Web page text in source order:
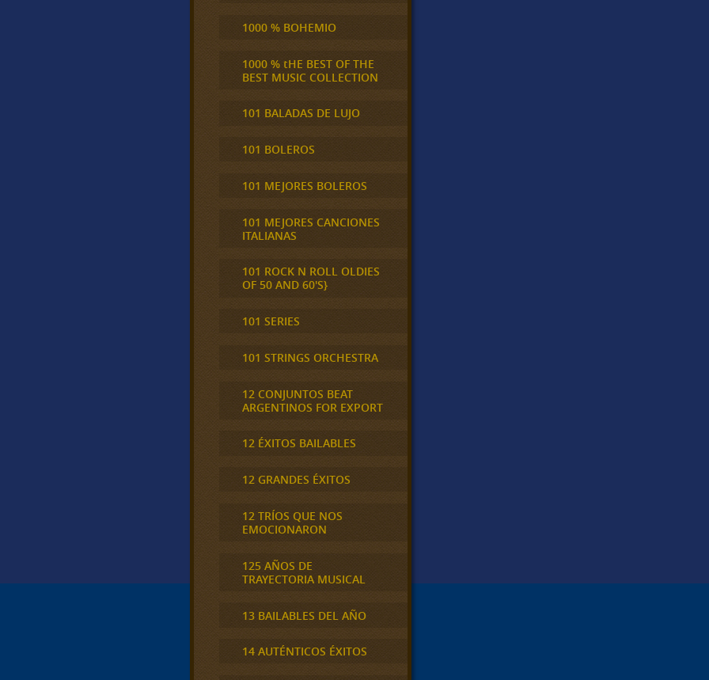
1000 % BOHEMIO
1000 % tHE BEST OF THE
BEST MUSIC COLLECTION
101 BALADAS DE LUJO
101 BOLEROS
101 MEJORES BOLEROS
101 MEJORES CANCIONES
ITALIANAS
101 ROCK N ROLL OLDIES
OF 50 AND 60'S}
101 SERIES
101 STRINGS ORCHESTRA
12 CONJUNTOS BEAT
ARGENTINOS FOR EXPORT
12 ÉXITOS BAILABLES
12 GRANDES ÉXITOS
12 TRÍOS QUE NOS
EMOCIONARON
125 AÑOS DE
TRAYECTORIA MUSICAL
13 BAILABLES DEL AÑO
14 AUTÉNTICOS ÉXITOS